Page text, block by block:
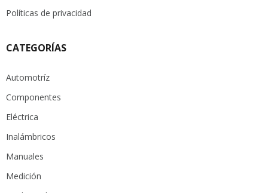
Políticas de privacidad
CATEGORÍAS
Automotríz
Componentes
Eléctrica
Inalámbricos
Manuales
Medición